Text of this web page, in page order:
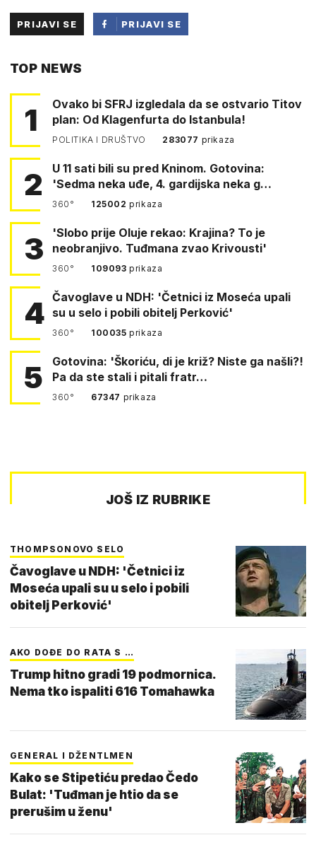
PRIJAVI SE
PRIJAVI SE
TOP NEWS
1
Ovako bi SFRJ izgledala da se ostvario Titov
plan: Od Klagenfurta do Istanbula!
POLITIKA I DRUŠTVO 283077 prikaza
2
U 11 sati bili su pred Kninom. Gotovina:
'Sedma neka uđe, 4. gardijska neka g…
360° 125002prikaza
3
'Slobo prije Oluje rekao: Krajina? To je
neobranjivo. Tuđmana zvao Krivousti'
360° 109093prikaza
4 Čavoglave u NDH: 'Četnici iz Moseća upali
su u selo i pobili obitelj Perković'
360° 100035prikaza
5
Gotovina: 'Škoriću, di je križ? Niste ga našli?!
Pa da ste stali i pitali fratr…
360° 67347 prikaza
JOŠ IZ RUBRIKE
THOMPSONOVO SELO
Čavoglave u NDH: 'Četnici iz
Moseća upali su u selo i pobili
obitelj Perković'
AKO DOĐE DO RATA S …
Trump hitno gradi 19 podmornica.
Nema tko ispaliti 616 Tomahawka
GENERAL I DŽENTLMEN
Kako se Stipetiću predao Čedo
Bulat: 'Tuđman je htio da se
prerušim u ženu'